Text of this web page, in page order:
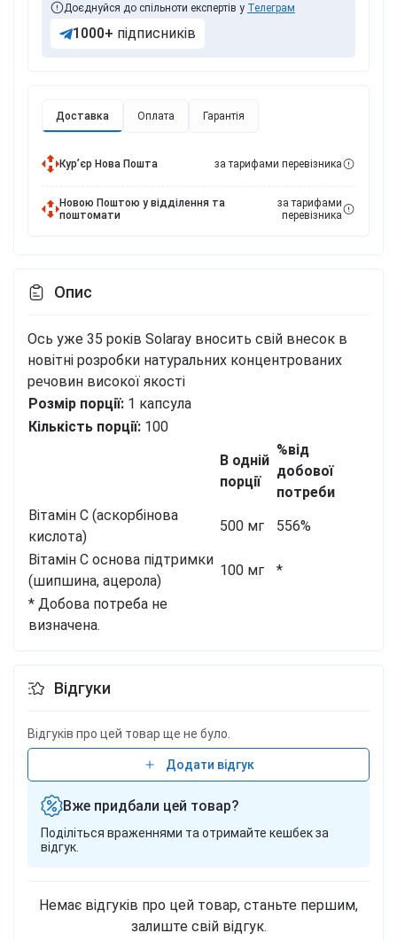
Доставка Оплата Гарантія
Курʼєр Нова Пошта за тарифами перевізника
Новою Поштою у відділення та
поштомати
за тарифами
перевізника
Доєднуйся до спільноти експертів у Телеграм
1000+ підписників
Опис
Ось уже 35 років Solaray вносить свій внесок в
новітні розробки натуральних концентрованих
речовин високої якості
Розмір порції: 1 капсула
Кількість порції: 100
В одній
порції
%від
добової
потреби
Вітамін С (аскорбінова
кислота)
500 мг
556%
Вітамін C основа підтримки
(шипшина, ацерола)
100 мг
*
* Добова потреба не
визначена.
Відгуки
Відгуків про цей товар ще не було.
Додати відгук
Вже придбали цей товар?
Поділіться враженнями та отримайте кешбек за
відгук.
Немає відгуків про цей товар, станьте першим,
залиште свій відгук.